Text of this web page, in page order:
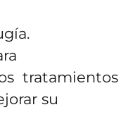
tratamientos
su